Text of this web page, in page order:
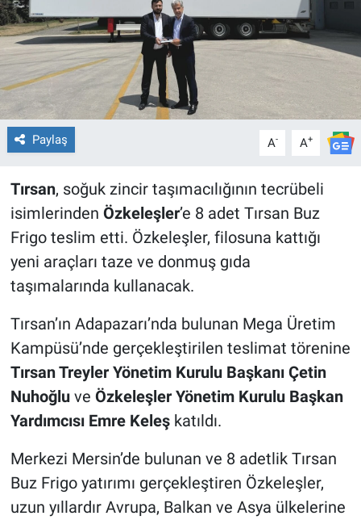
Paylaş A- A+
Tırsan, soğuk zincir taşımacılığının tecrübeli
isimlerinden Özkeleşler’e 8 adet Tırsan Buz
Frigo teslim etti. Özkeleşler, filosuna kattığı
yeni araçları taze ve donmuş gıda
taşımalarında kullanacak.
Tırsan’ın Adapazarı’nda bulunan Mega Üretim
Kampüsü’nde gerçekleştirilen teslimat törenine
Tırsan Treyler Yönetim Kurulu Başkanı Çetin
Nuhoğlu ve Özkeleşler Yönetim Kurulu Başkan
Yardımcısı Emre Keleş katıldı.
Merkezi Mersin’de bulunan ve 8 adetlik Tırsan
Buz Frigo yatırımı gerçekleştiren Özkeleşler,
uzun yıllardır Avrupa, Balkan ve Asya ülkelerine